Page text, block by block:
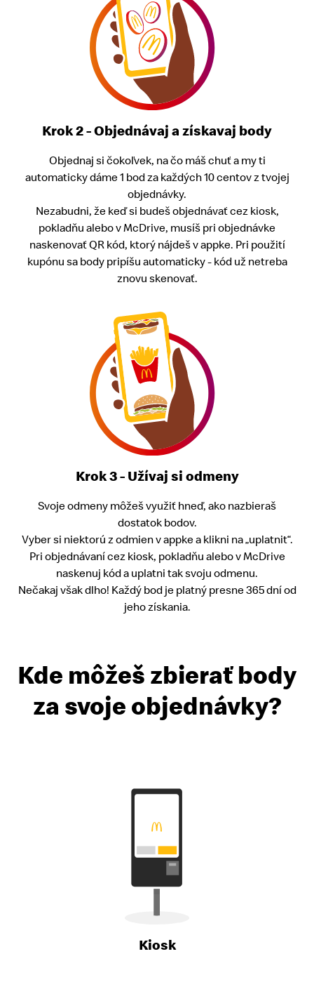
Krok 2 - Objednávaj a získavaj body
Objednaj si čokoľvek, na čo máš chuť a my ti
automaticky dáme 1 bod za každých 10 centov z tvojej
objednávky.
Nezabudni, že keď si budeš objednávať cez kiosk,
pokladňu alebo v McDrive, musíš pri objednávke
naskenovať QR kód, ktorý nájdeš v appke. Pri použití
kupónu sa body pripíšu automaticky - kód už netreba
znovu skenovať.
Krok 3 - Užívaj si odmeny
Svoje odmeny môžeš využiť hneď, ako nazbieraš
dostatok bodov.
Vyber si niektorú z odmien v appke a klikni na „uplatnit“.
Pri objednávaní cez kiosk, pokladňu alebo v McDrive
naskenuj kód a uplatni tak svoju odmenu.
Nečakaj však dlho! Každý bod je platný presne 365 dní od
jeho získania.
Kde môžeš zbierať body
za svoje objednávky?
Kiosk